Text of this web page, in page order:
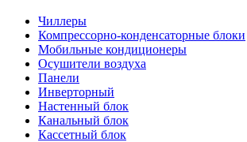
Чиллеры
Компрессорно-конденсаторные блоки
Мобильные кондиционеры
Осушители воздуха
Панели
Инверторный
Настенный блок
Канальный блок
Кассетный блок